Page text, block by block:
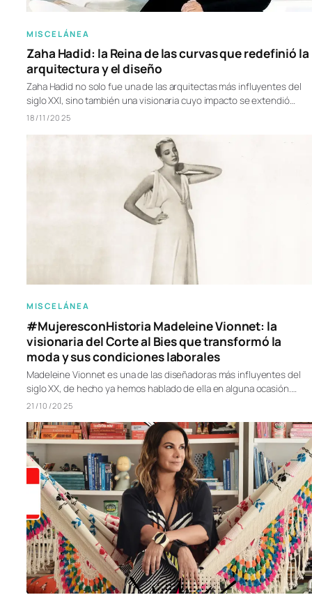
MISCELÁNEA
Zaha Hadid: la Reina de las curvas que redefinió la
arquitectura y el diseño
Zaha Hadid no solo fue una de las arquitectas más influyentes del
siglo XXI, sino también una visionaria cuyo impacto se extendió…
18/11/2025
MISCELÁNEA
#MujeresconHistoria Madeleine Vionnet: la
visionaria del Corte al Bies que transformó la
moda y sus condiciones laborales
Madeleine Vionnet es una de las diseñadoras más influyentes del
siglo XX, de hecho ya hemos hablado de ella en alguna ocasión.…
21/10/2025